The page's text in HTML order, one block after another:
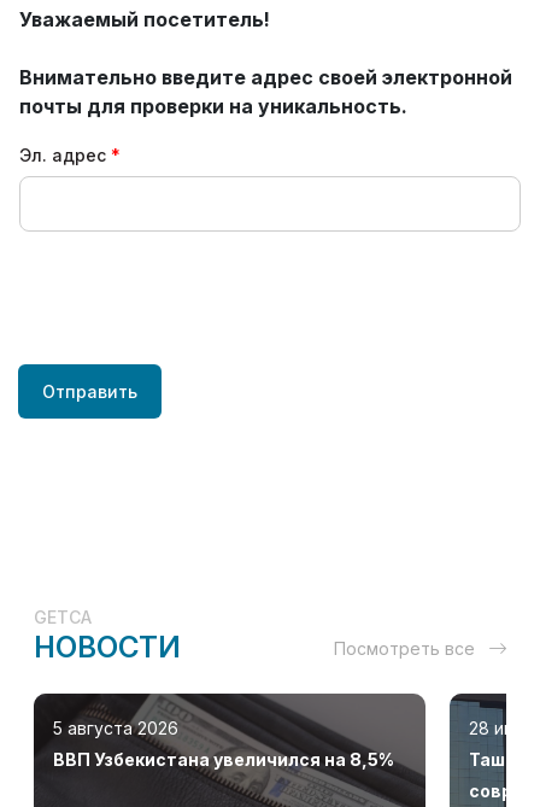
Уважаемый посетитель!
Внимательно введите адрес своей электронной
почты для проверки на уникальность.
Эл. адрес
Отправить
GETCA
НОВОСТИ Посмотреть все
5 августа 2026
ВВП Узбекистана увеличился на 8,5%
28